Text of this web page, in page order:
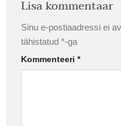
Lisa kommentaar
Sinu e-postiaadressi ei
tähistatud *-ga
Kommenteeri *